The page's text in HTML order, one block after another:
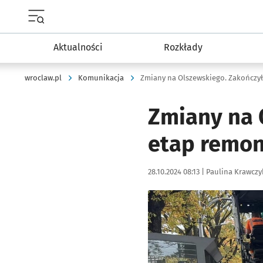
Aktualności Rozkłady
wroclaw.pl Komunikacja Zmiany na Olszewskiego.
Zmiany na
etap
Data publikacji:
28.10.2024 08:13 | Autor:
Paulina
Kliknij, aby zobaczyć galerię